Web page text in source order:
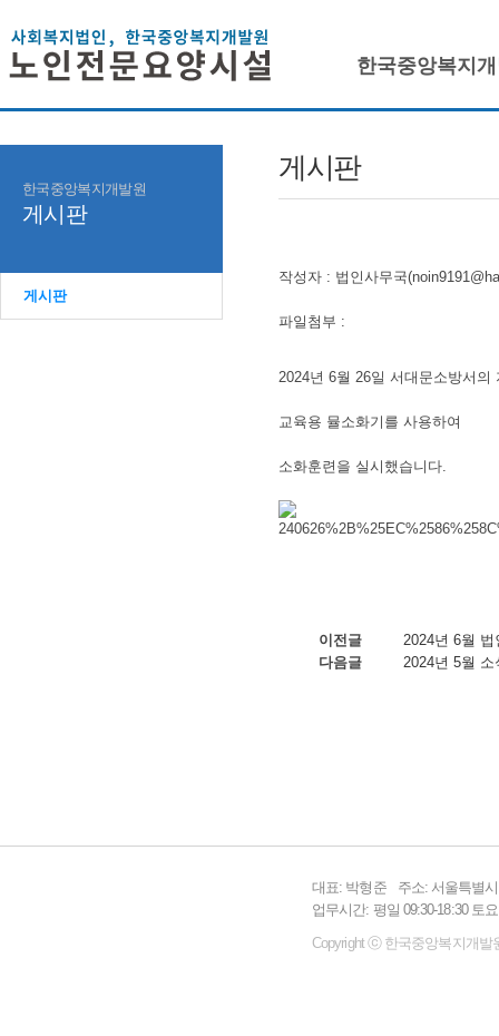
한국중앙복지
한국중앙복지개발원
게시판
게시판
게시판
작성자 : 법인사무국
파일첨부 :
2024년 6월 26일 서대문소방서의
교육용 뮬소화기를 사용하여
소화훈련을 실시했습니다.
이전글
2024년 6월
다음글
2024년 5월 소
대표: 박형준
주소: 서울특별
업무시간: 평일 09:30-18:30 토
Copyright ⓒ 한국중앙복지개발